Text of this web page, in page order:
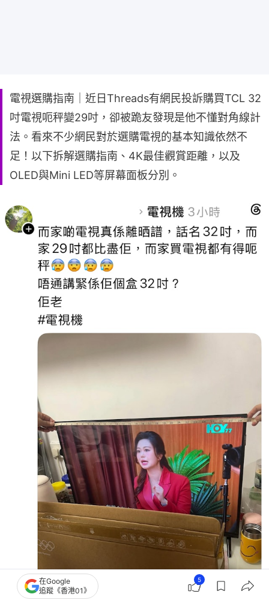
電視選購指南｜近日Threads有網民投訴購買TCL 32
吋電視呃秤變29吋，卻被跪友發現是他不懂對角線計
法。看來不少網民對於選購電視的基本知識依然不
足！以下拆解選購指南、4K最佳觀賞距離，以及
OLED與Mini LED等屏幕面板分別。
在Google
追蹤《香港01》
5